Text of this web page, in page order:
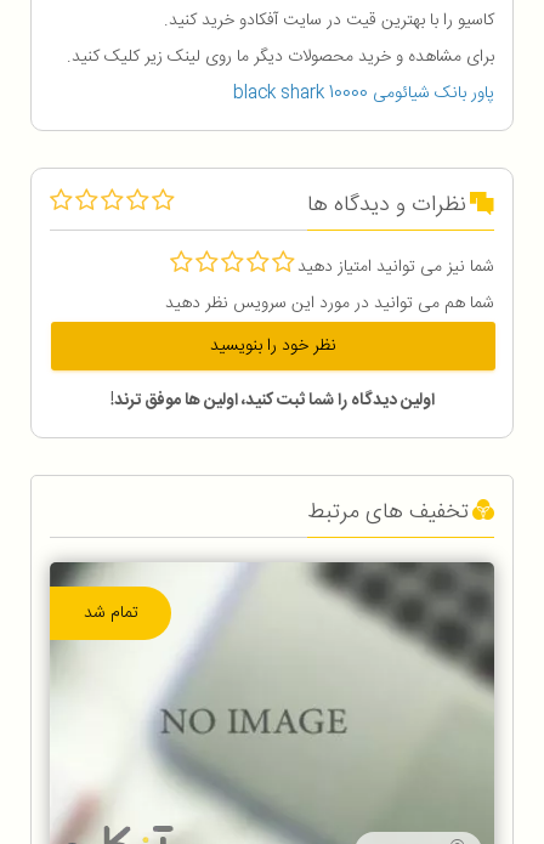
کاسیو را با بهترین قیت در سایت آفکادو خرید کنید.
برای مشاهده و خرید محصولات دیگر ما روی لینک زیر کلیک کنید.
پاور بانک شیائومی black shark 10000
نظرات و دیدگاه ها
شما نیز می توانید امتیاز دهید
شما هم می توانید در مورد این سرویس نظر دهید
نظر خود را بنویسید
اولین دیدگاه را شما ثبت کنید، اولین ها موفق ترند!
تخفیف های مرتبط
تمام شد